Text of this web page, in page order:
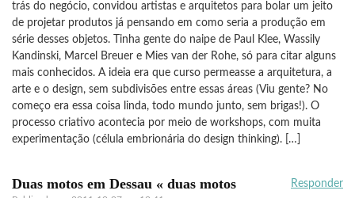
trás do negócio, convidou artistas e arquitetos para bolar um jeito
de projetar produtos já pensando em como seria a produção em
série desses objetos. Tinha gente do naipe de Paul Klee, Wassily
Kandinski, Marcel Breuer e Mies van der Rohe, só para citar alguns
mais conhecidos. A ideia era que curso permeasse a arquitetura, a
arte e o design, sem subdivisões entre essas áreas (Viu gente? No
começo era essa coisa linda, todo mundo junto, sem brigas!). O
processo criativo acontecia por meio de workshops, com muita
experimentação (célula embrionária do design thinking). […]
Duas motos em Dessau « duas motos Responder